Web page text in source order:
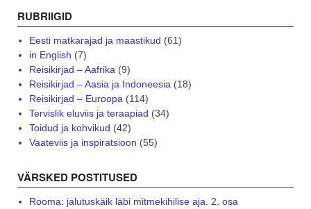
RUBRIIGID
Eesti matkarajad ja maastikud (61)
in English (7)
Reisikirjad – Aafrika (9)
Reisikirjad – Aasia ja Indoneesia (18)
Reisikirjad – Euroopa (114)
Tervislik eluviis ja teraapiad (34)
Toidud ja kohvikud (42)
Vaateviis ja inspiratsioon (55)
VÄRSKED POSTITUSED
Rooma: jalutuskäik läbi mitmekihilise aja. 2. osa